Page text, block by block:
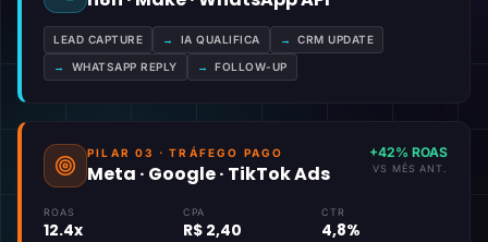
LEAD CAPTURE → IA QUALIFICA → CRM UPDATE
→ WHATSAPP REPLY → FOLLOW-UP
PILAR 03 · TRÁFEGO PAGO
Meta · Google · TikTok Ads
+42% ROAS
VS MÊS ANT.
ROAS
12.4x
CPA
R$ 2,40
CTR
4,8%